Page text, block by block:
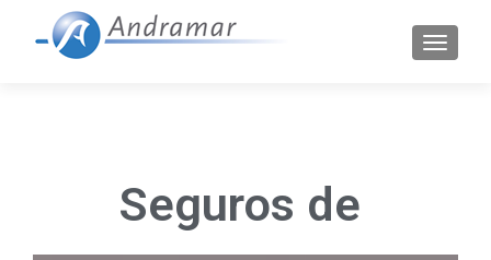
Seguros de